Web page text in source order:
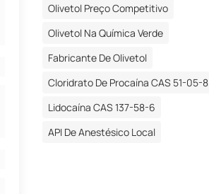
Olivetol Preço Competitivo
Olivetol Na Química Verde
Fabricante De Olivetol
Cloridrato De Procaína CAS 51-05-8
Lidocaína CAS 137-58-6
API De Anestésico Local